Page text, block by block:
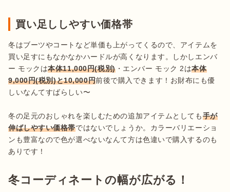
買い足ししやすい価格帯
冬はブーツやコートなど単価も上がってくるので、アイテムを
買い足すにもなかなかハードルが高くなります。しかしエンバ
ー モックは本体11,000円(税別)・エンバー モック 2は本体
9,000円(税別)と10,000円前後で購入できます！お財布にも優
しいなんてすばらしい〜
冬の足元のおしゃれを楽しむための追加アイテムとしても手が
伸ばしやすい価格帯ではないでしょうか。カラーバリエーショ
ンも豊富なので色が選べないなんて方は色違いで購入するのも
冬コーディネートの幅が広がる！